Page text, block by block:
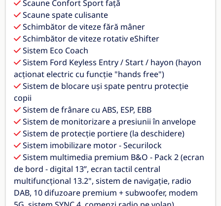
Scaune Confort Sport față
Scaune spate culisante
Schimbător de viteze fără mâner
Schimbător de viteze rotativ eShifter
Sistem Eco Coach
Sistem Ford Keyless Entry / Start / hayon (hayon
acționat electric cu funcție "hands free")
Sistem de blocare uși spate pentru protecție
copii
Sistem de frânare cu ABS, ESP, EBB
Sistem de monitorizare a presiunii în anvelope
Sistem de protecție portiere (la deschidere)
Sistem imobilizare motor - Securilock
Sistem multimedia premium B&O - Pack 2 (ecran
de bord - digital 13”, ecran tactil central
multifuncțional 13.2", sistem de navigație, radio
DAB, 10 difuzoare premium + subwoofer, modem